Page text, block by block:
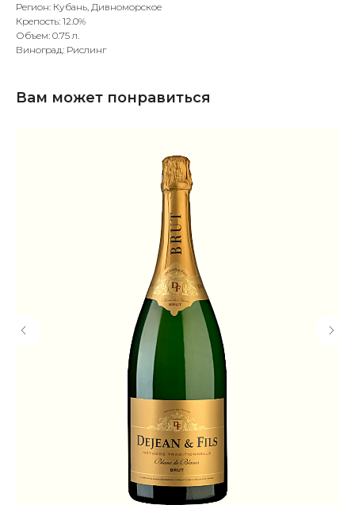
Регион: Кубань, Дивноморское
Крепость: 12.0%
Объем: 0.75 л.
Виноград: Рислинг
Вам может понравиться